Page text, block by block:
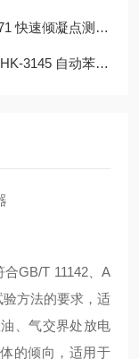
（一体机）技术解析
动苯结晶点测定器
合GB/T 11142、A
验方法的要求，适
、气交界处放电
的倾向，适用于